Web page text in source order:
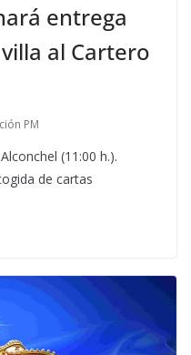
entrega
al Cartero
PM
(11:00 h.).
de cartas